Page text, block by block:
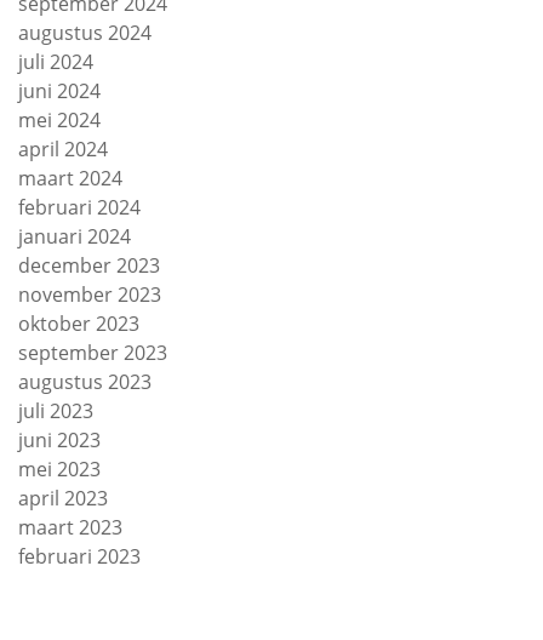
augustus 2024
juli 2024
juni 2024
mei 2024
april 2024
maart 2024
februari 2024
januari 2024
december 2023
november 2023
oktober 2023
september 2023
augustus 2023
juli 2023
juni 2023
mei 2023
april 2023
maart 2023
februari 2023